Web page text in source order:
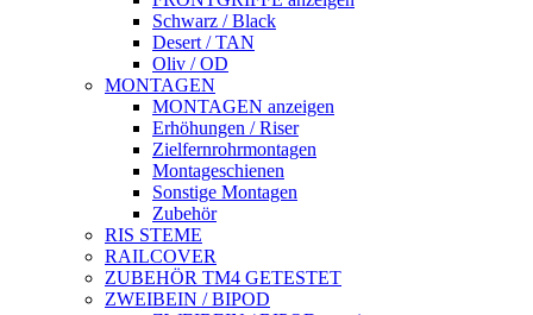
Schwarz / Black
Desert / TAN
Oliv / OD
MONTAGEN
MONTAGEN anzeigen
Erhöhungen / Riser
Zielfernrohrmontagen
Montageschienen
Sonstige Montagen
Zubehör
RIS STEME
RAILCOVER
ZUBEHÖR TM4 GETESTET
ZWEIBEIN / BIPOD